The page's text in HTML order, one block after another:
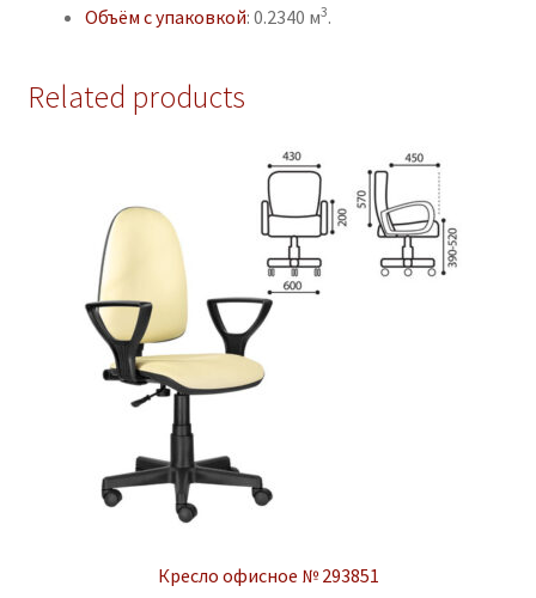
Объём с упаковкой: 0.2340 м3.
Related products
Кресло офисное № 293851